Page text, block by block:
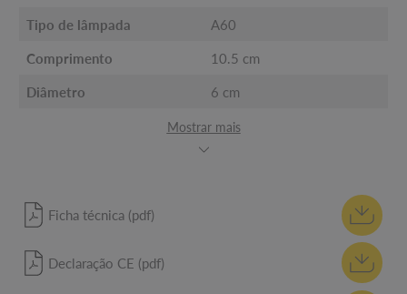
Tipo de lâmpada A60
Comprimento 10.5 cm
Diâmetro 6 cm
Mostrar mais
Ficha técnica (pdf)
Declaração CE (pdf)